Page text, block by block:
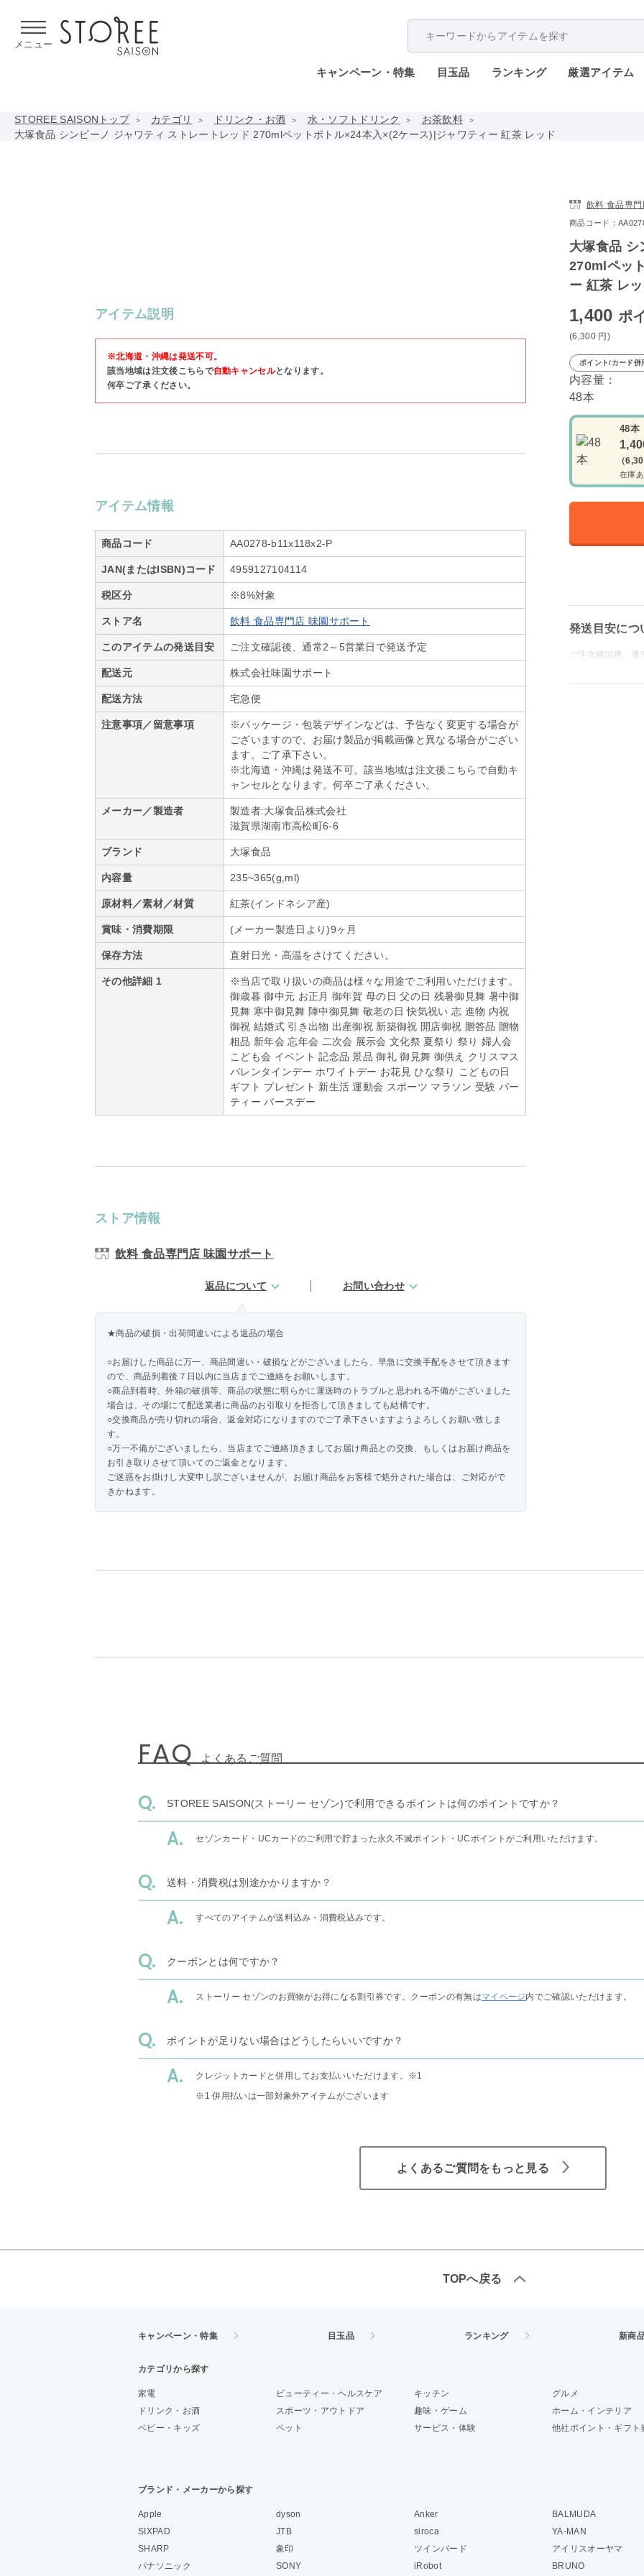
メニュー
キャンペーン・特集 目玉品 ランキング 厳選アイテム
STOREE SAISONトップ カテゴリ ドリンク・お酒 水・ソフトドリンク
お茶飲料
大塚食品 シンビーノ ジャワティ ストレートレッド 270mlペットポトル×24本入×(2ケース)|ジャワティー 紅茶 レッド
アイテム説明
※北海道・沖縄は発送不可。
該当地域は注文後こちらで自動キャンセルとなります。
何卒ご了承ください。
アイテム情報
商品コード AA0278-b11x118x2-P
JAN(またはISBN)コード 4959127104114
税区分 ※8%対象
ストア名 飲料 食品専門店 味園サポート
このアイテムの発送目安 ご注文確認後、通常2～5営業日で発送予定
配送元 株式会社味園サポート
配送方法 宅急便
注意事項／留意事項
※パッケージ・包装デザインなどは、予告なく変更する場合が
ございますので、お届け製品が掲載画像と異なる場合がござい
ます。ご了承下さい。
※北海道・沖縄は発送不可。該当地域は注文後こちらで自動キ
ャンセルとなります。何卒ご了承ください。
メーカー／製造者
製造者:大塚食品株式会社
滋賀県湖南市高松町6-6
ブランド 大塚食品
内容量 235~365(g,ml)
原材料／素材／材質 紅茶(インドネシア産)
賞味・消費期限 (メーカー製造日より)9ヶ月
保存方法 直射日光・高温をさけてください。
その他詳細 1
※当店で取り扱いの商品は様々な用途でご利用いただけます。
御歳暮 御中元 お正月 御年賀 母の日 父の日 残暑御見舞 暑中御
見舞 寒中御見舞 陣中御見舞 敬老の日 快気祝い 志 進物 内祝
御祝 結婚式 引き出物 出産御祝 新築御祝 開店御祝 贈答品 贈物
粗品 新年会 忘年会 二次会 展示会 文化祭 夏祭り 祭り 婦人会
こども会 イベント 記念品 景品 御礼 御見舞 御供え クリスマス
バレンタインデー ホワイトデー お花見 ひな祭り こどもの日
ギフト プレゼント 新生活 運動会 スポーツ マラソン 受験 パー
ティー バースデー
ストア情報
飲料 食品専門店 味園サポート
返品について お問い合わせ
★商品の破損・出荷間違いによる返品の場合
○お届けした商品に万一、商品間違い・破損などがございましたら、早急に交換手配をさせて頂きます
ので、商品到着後７日以内に当店までご連絡をお願いします。
○商品到着時、外箱の破損等、商品の状態に明らかに運送時のトラブルと思われる不備がございました
場合は、その場にて配送業者に商品のお引取りを拒否して頂きましても結構です。
○交換商品が売り切れの場合、返金対応になりますのでご了承下さいますようよろしくお願い致しま
す。
○万一不備がございましたら、当店までご連絡頂きましてお届け商品との交換、もしくはお届け商品を
お引き取りさせて頂いてのご返金となります。
ご迷惑をお掛けし大変申し訳ございませんが、お届け商品をお客様で処分された場合は、ご対応がで
きかねます。
飲料 食品専門
商品コード：
大塚食品 シ
270mlペッ
ー 紅茶 レ
1,400 ポ
(6,300 円 )
ポイント/カード併
内容量：
48本
48本
（
在庫あ
発送目安につ
ご注文確認後、
FAQ よくあるご質問
STOREE SAISON(ストーリー セゾン)で利用できるポイントは何のポイントですか？
セゾンカード・UCカードのご利用で貯まった永久不滅ポイント・UCポイントがご利用いただけます。
送料・消費税は別途かかりますか？
すべてのアイテムが送料込み・消費税込みです。
クーポンとは何ですか？
ストーリー セゾンのお買物がお得になる割引券です。クーポンの有無はマイページ内でご確認いただけます。
ポイントが足りない場合はどうしたらいいですか？
クレジットカードと併用してお支払いいただけます。 ※1
※1 併用払いは一部対象外アイテムがございます
よくあるご質問をもっと見る
TOPへ戻る
キャンペーン・特集 目玉品 ランキング 新商
カテゴリから探す
家電 ビューティー・ヘルスケア キッチン グルメ
ドリンク・お酒
スポーツ・アウトドア 趣味・ゲーム ホーム・インテリア
ベビー・キッズ
ペット サービス・体験 他社ポイント・ギフト
ブランド・メーカーから探す
Apple dyson Anker BALMUDA
SIXPAD
JTB siroca YA-MAN
SHARP
象印 ツインバード アイリスオーヤマ
パナソニック
SONY iRobot BRUNO